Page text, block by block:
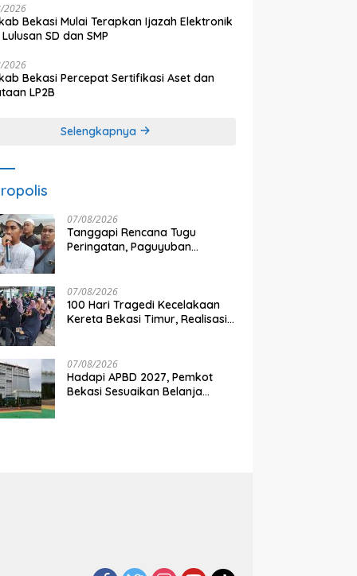
2026
Bekasi Mulai Terapkan Ijazah Elektronik
SD dan SMP
2026
Bekasi Percepat Sertifikasi Aset dan
LP2B
Selengkapnya
07/08/2026
Tanggapi Rencana Tugu
Peringatan, Paguyuban
Perbaikan Sistem Keselamatan
Lebih Dulu
07/08/2026
100 Hari Tragedi Kecelakaan
Kereta Bekasi Timur, Realisasi
07/08/2026
Hadapi APBD 2027, Pemkot
Bekasi Sesuaikan Belanja